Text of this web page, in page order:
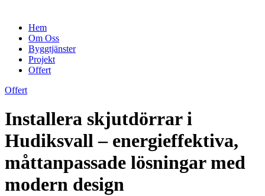
Hem
Om Oss
Byggtjänster
Projekt
Offert
Offert
Installera skjutdörrar i
Hudiksvall – energieffektiva,
måttanpassade lösningar med
modern design